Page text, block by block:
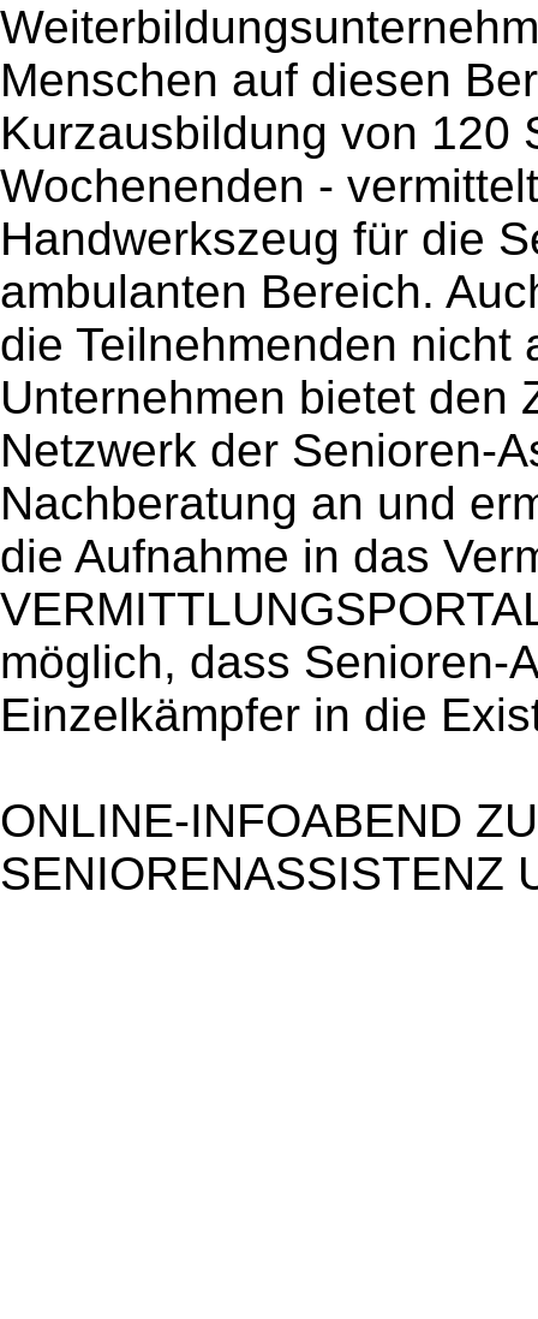
Menschen auf diesen
Kurzausbildung von 120
Wochenenden -
Handwerkszeug für die
ambulanten Bereich.
die Teilnehmenden nicht
Unternehmen bietet den
Netzwerk der Senioren-
Nachberatung an und
die Aufnahme in das
möglich, dass Senioren-
Einzelkämpfer in die
ONLINE-INFOABEND
SENIORENASSISTENZ